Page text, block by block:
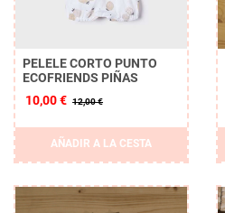
Borrar
APLICAR
PELELE CORTO PUNTO
ECOFRIENDS PIÑAS
10,00 € 12,00 €
AÑADIR A LA CESTA